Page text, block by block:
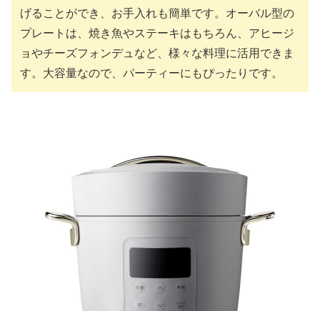
げることができ、お手入れも簡単です。オーバル型の
プレートは、焼き魚やステーキはもちろん、アヒージ
ョやチーズフォンデュなど、様々な料理に活用できま
す。大容量なので、パーティーにもぴったりです。